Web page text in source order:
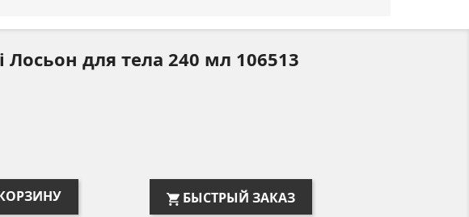
Лосьон для тела 240 мл 106513
БЫСТРЫЙ ЗАКАЗ